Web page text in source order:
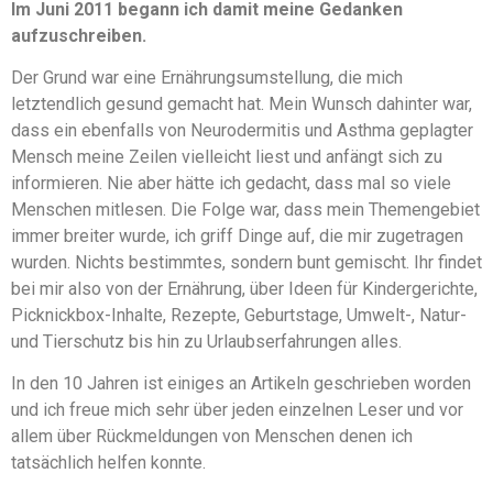
Im Juni 2011 begann ich damit meine Gedanken
aufzuschreiben.
Der Grund war eine Ernährungsumstellung, die mich
letztendlich gesund gemacht hat. Mein Wunsch dahinter war,
dass ein ebenfalls von Neurodermitis und Asthma geplagter
Mensch meine Zeilen vielleicht liest und anfängt sich zu
informieren. Nie aber hätte ich gedacht, dass mal so viele
Menschen mitlesen. Die Folge war, dass mein Themengebiet
immer breiter wurde, ich griff Dinge auf, die mir zugetragen
wurden. Nichts bestimmtes, sondern bunt gemischt. Ihr findet
bei mir also von der Ernährung, über Ideen für Kindergerichte,
Picknickbox-Inhalte, Rezepte, Geburtstage, Umwelt-, Natur-
und Tierschutz bis hin zu Urlaubserfahrungen alles.
In den 10 Jahren ist einiges an Artikeln geschrieben worden
und ich freue mich sehr über jeden einzelnen Leser und vor
allem über Rückmeldungen von Menschen denen ich
tatsächlich helfen konnte.